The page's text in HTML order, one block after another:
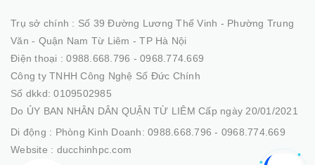
Trụ sở chính : Số 39 Đường Lương Thế Vinh - Phường Trung
Văn - Quận Nam Từ Liêm - TP Hà Nội
Điện thoại :0988.668.796 - 0968.774.669
Công ty TNHH Công Nghệ Số Đức Chính
Số dkkd: 0109502985
Do ỦY BAN NHÂN DÂN QUẬN TỪ LIÊM Cấp ngày 20/01/2021
Di động : Phòng Kinh Doanh: 0988.668.796 - 0968.774.669
Website : ducchinhpc.com